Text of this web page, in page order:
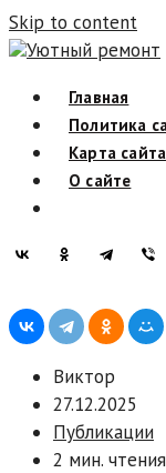
Skip to content
Уютный ремонт
Главная
Политика
Карта сайта
О сайте
Виктор
27.12.2025
Публикации
2 мин. чтения